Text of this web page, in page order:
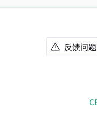
反馈问题